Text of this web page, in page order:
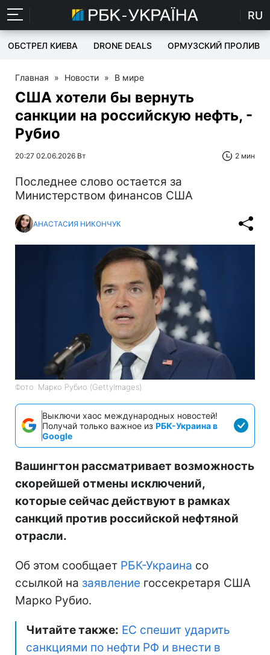
RU
ОБСТРЕЛ КИЕВА DRONE DEALS ОРМУЗСКИЙ ПРОЛИВ
Главная » Новости » В мире
США хотели бы вернуть
санкции на российскую нефть, -
Рубио
20:27 02.06.2026 Вт 2 мин
Последнее слово остается за
Министерством финансов США
АНАСТАСИЯ НИКОНЧУК
Фото: Марко Рубио (GettyImages)
Выключи хаос международных новостей!
Получай только важное из РБК-Украина в
Google
Вашингтон рассматривает возможность
скорейшей отмены исключений,
которые сейчас действуют в рамках
санкций против российской нефтяной
отрасли.
Об этом сообщает РБК-Украина со
ссылкой на заявление госсекретаря США
Марко Рубио.
Читайте также: ЕС спешит ударить
санкциями по нефти РФ и внести в